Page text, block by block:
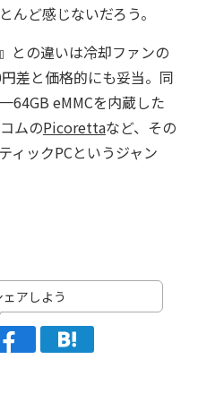
んど感じないだろう。
との違いは冷却ファンの
差と価格的にも妥当。同
64GB eMMCを内蔵した
ムのPicorettaなど、その
ィックPCというジャン
アしよう